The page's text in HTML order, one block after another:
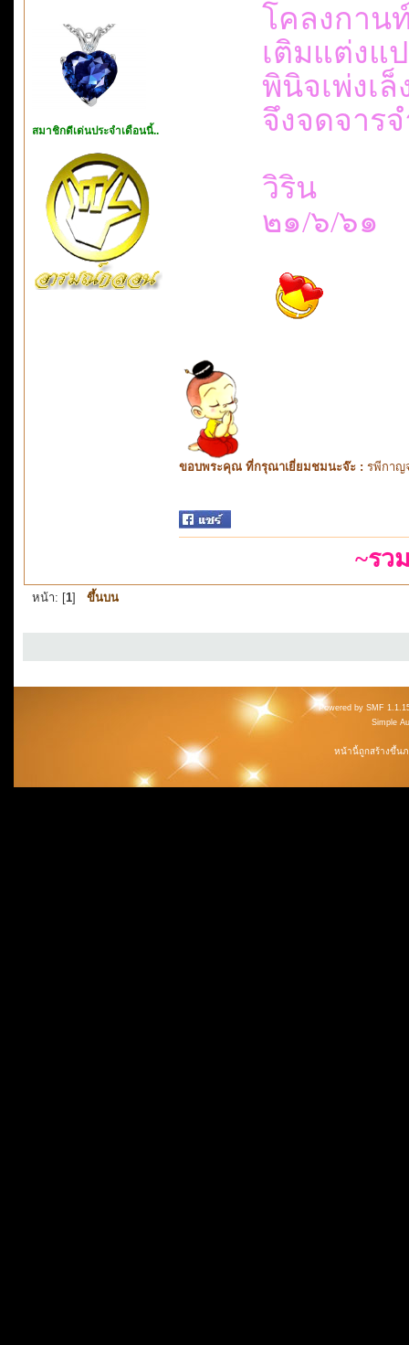
สมาชิกดีเด่นประจำเดือนนี้..
โคลงกา
เติมแต่ง
พินิจเพ่
จึงจดจ
วิริน
๒๑/๖/๖๑
ขอบพระคุณ ที่กรุณาเยี่ยมชมนะจ๊ะ : รพีกาญ
~รว
หน้า: [1] ขึ้นบน
Powered by SMF
Simple
หน้านี้ถูกสร้างขึ้นภ